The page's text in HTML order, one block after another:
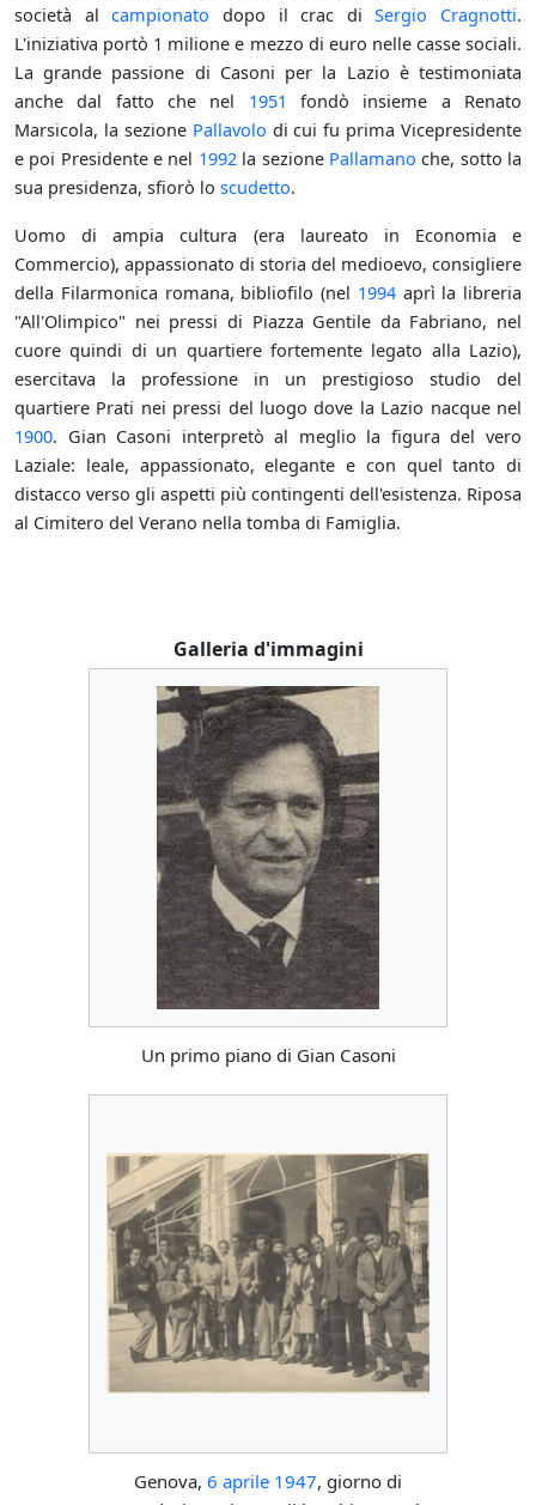
società alcampionato dopo il crac diSergio Cragnotti.
L'iniziativa portò 1 milione e mezzo di euro nelle casse sociali.
La grande passione di Casoni per la Lazio è testimoniata
anche dal fatto che nel 1951 fondò insieme a Renato
Marsicola, la sezione Pallavolo di cui fu prima Vicepresidente
e poi Presidente e nel 1992la sezione Pallamano che, sotto la
sua presidenza, sfiorò lo scudetto.
Uomo di ampia cultura (era laureato in Economia e
Commercio), appassionato di storia del medioevo, consigliere
della Filarmonica romana, bibliofilo (nel 1994aprì la libreria
"All'Olimpico" nei pressi di Piazza Gentile da Fabriano, nel
cuore quindi di un quartiere fortemente legato alla Lazio),
esercitava la professione in un prestigioso studio del
quartiere Prati nei pressi del luogo dove la Lazio nacque nel
1900. Gian Casoni interpretò al meglio la figura del vero
Laziale: leale, appassionato, elegante e con quel tanto di
distacco verso gli aspetti più contingenti dell'esistenza. Riposa
al Cimitero del Verano nella tomba di Famiglia.
Galleria d'immagini
Un primo piano di Gian Casoni
Genova, 6 aprile 1947, giorno di